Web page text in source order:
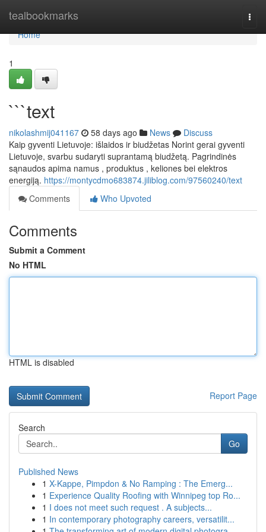
tealbookmarks
Home
Home
1
```text
nikolashmij041167 58 days ago News
Discuss
Kaip gyventi Lietuvoje: išlaidos ir biudžetas Norint gerai gyventi
Lietuvoje, svarbu sudaryti suprantamą biudžetą. Pagrindinės
sąnaudos apima namus , produktus , keliones bei elektros
energiją. https://montycdmo683874.jiliblog.com/97560240/text
Comments
Who Upvoted
Comments
Submit a Comment
No HTML
HTML is disabled
Report Page
Search
Go
Published News
1 X-Kappe, Pimpdon & No Ramping : The Emerg...
1 Experience Quality Roofing with Winnipeg top Ro...
1 I does not meet such request . A subjects...
1 In contemporary photography careers, versatilit...